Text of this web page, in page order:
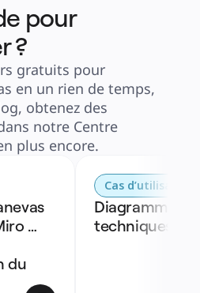
pour
?
gratuits pour
en un rien de temps,
obtenez des
notre Centre
plus encore.
du
Cas d’utilisation
Diagrammes
techniques